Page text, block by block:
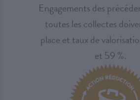
Engagements des
toutes les collectes
place et taux de
et 59 %.